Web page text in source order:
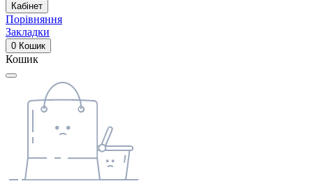
Кабінет
Порівняння
Закладки
0 Кошик
Кошик